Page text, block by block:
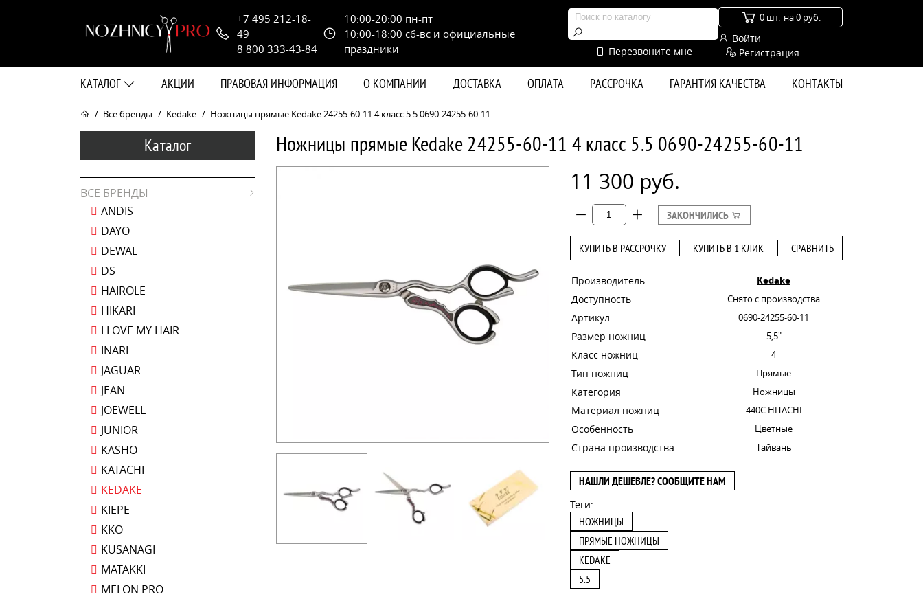
+7 495 212-18-
49
8 800 333-43-84
10:00-20:00 пн-пт
10:00-18:00 сб-вс и официальные
праздники
Перезвоните мне
0 шт. на 0 руб.
Войти
Регистрация
КАТАЛОГ АКЦИИ ПРАВОВАЯ ИНФОРМАЦИЯ О КОМПАНИИ ДОСТАВКА ОПЛАТА РАССРОЧКА ГАРАНТИЯ КАЧЕСТВА КОНТАКТЫ
Все бренды Kedake Ножницы прямые Kedake 24255-60-11 4 класс 5.5 0690-24255-60-11
Каталог
ВСЕ БРЕНДЫ
ANDIS
DAYO
DEWAL
DS
HAIROLE
HIKARI
I LOVE MY HAIR
INARI
JAGUAR
JEAN
JOEWELL
JUNIOR
KASHO
KATACHI
KEDAKE
KIEPE
KKO
KUSANAGI
MATAKKI
MELON PRO
Ножницы прямые Kedake 24255-60-11 4 класс 5.5 0690-24255-60-11
11 300 руб.
ЗАКОНЧИЛИСЬ
КУПИТЬ В РАССРОЧКУ КУПИТЬ В 1 КЛИК СРАВНИТЬ
Производитель Kedake
Доступность Снято с производства
Артикул 0690-24255-60-11
Размер ножниц 5,5"
Класс ножниц 4
Тип ножниц Прямые
Категория Ножницы
Материал ножниц 440С HITACHI
Особенность Цветные
Страна производства Тайвань
НАШЛИ ДЕШЕВЛЕ? СООБЩИТЕ НАМ
Теги:
НОЖНИЦЫ
ПРЯМЫЕ НОЖНИЦЫ
KEDAKE
5.5